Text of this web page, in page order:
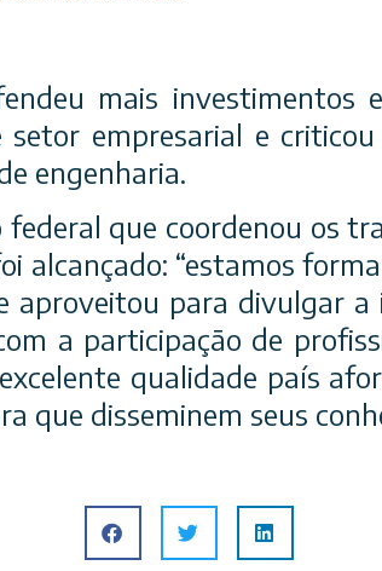
mais investimentos
setor empresarial e
engenharia.
federal que coordenou os
alcançado: “estamos
aproveitou para divulgar
a participação de
qualidade país
que disseminem seus